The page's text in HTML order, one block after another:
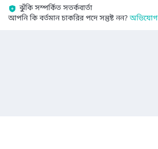
ঝুঁকি সম্পর্কিত সতর্কবার্তা
আপনি কি বর্তমান চাকরির পদে সন্তুষ্ট নন?অভিযোগ